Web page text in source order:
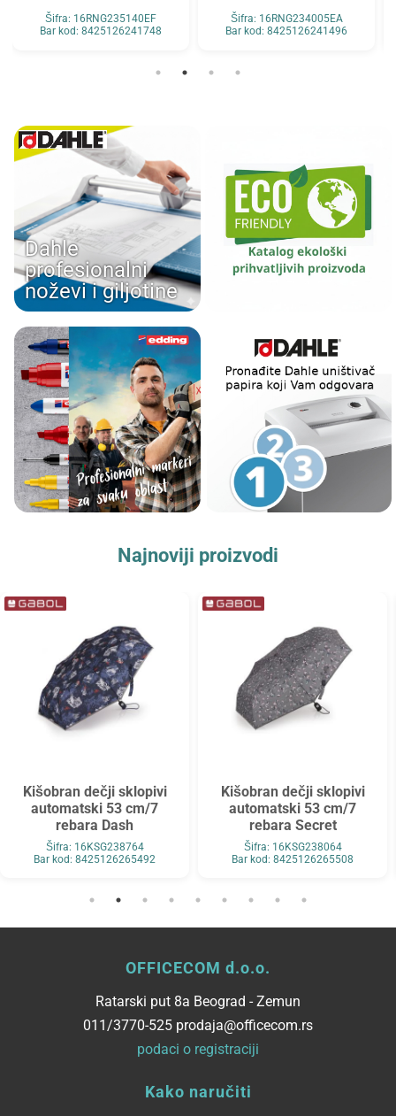
Šifra: 16RNG235140EF
Bar kod: 8425126241748
Šifra: 16RNG234005EA
Bar kod: 8425126241496
Dahle
profesionalni
noževi i giljotine
Najnoviji proizvodi
Kišobran dečji sklopivi
automatski 53 cm/7
rebara Dash
Šifra: 16KSG238764
Bar kod: 8425126265492
Kišobran dečji sklopivi
automatski 53 cm/7
rebara Secret
Šifra: 16KSG238064
Bar kod: 8425126265508
OFFICECOM d.o.o.
Ratarski put 8a Beograd - Zemun
011/3770-525 prodaja@officecom.rs
podaci o registraciji
Kako naručiti